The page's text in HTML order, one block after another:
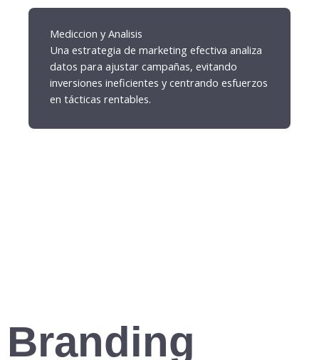
Mediccion y Analisis
Una estrategia de marketing efectiva analiza
datos para ajustar campañas, evitando
inversiones ineficientes y centrando esfuerzos
en tácticas rentables.
Branding